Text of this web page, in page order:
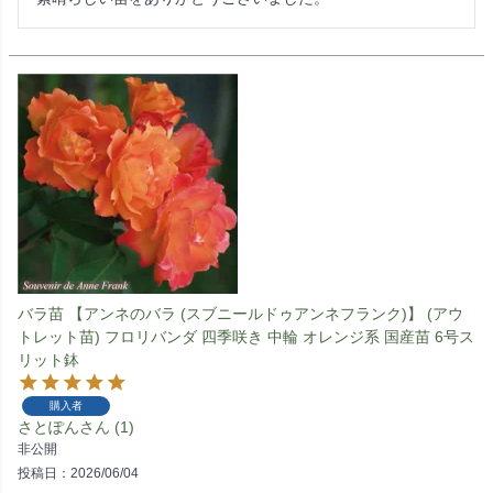
バラ苗 【アンネのバラ (スブニールドゥアンネフランク)】 (アウ
トレット苗) フロリバンダ 四季咲き 中輪 オレンジ系 国産苗 6号ス
リット鉢
購入者
さとぽん 1
非公開
投稿日
2026/06/04